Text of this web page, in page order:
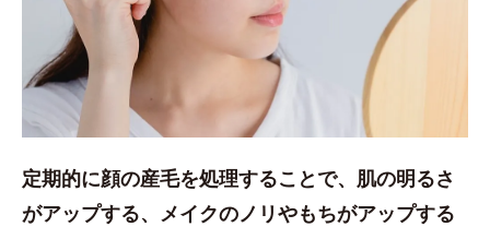
定期的に顔の産毛を処理することで、肌の明るさ
がアップする、メイクのノリやもちがアップする